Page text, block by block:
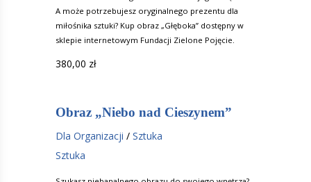
A może potrzebujesz oryginalnego prezentu dla
miłośnika sztuki? Kup obraz „Głęboka” dostępny w
sklepie internetowym Fundacji Zielone Pojęcie.
380,00 zł
Obraz „Niebo nad Cieszynem”
Dla Organizacji / Sztuka
Sztuka